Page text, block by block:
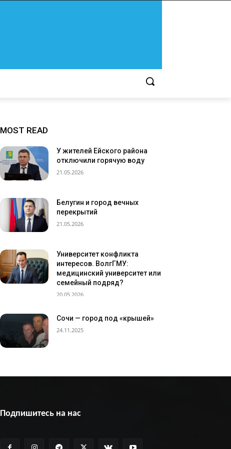
MOST READ
У жителей Ейского района
отключили горячую воду
21.05.2026
Белугин и город вечных
перекрытий
21.05.2026
Университет конфликта
интересов. ВолгГМУ:
медицинский университет или
семейный подряд?
20.05.2026
Сочи — город под «крышей»
24.11.2025
Подпишитесь на нас